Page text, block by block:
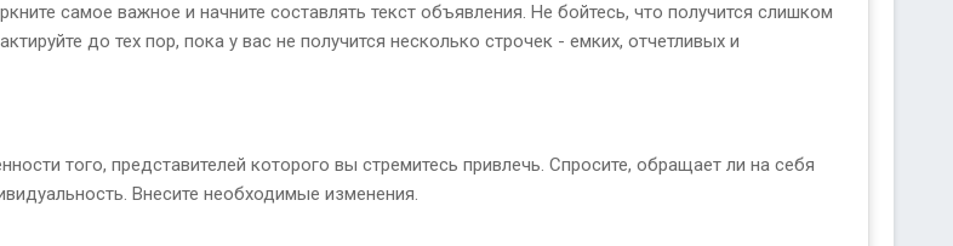
самое важное и начните составлять текст объявления. Не бойтесь, что получится слишком
до тех пор, пока у вас не получится несколько строчек - емких, отчетливых и
того, представителей которого вы стремитесь привлечь. Спросите, обращает ли на себя
Внесите необходимые изменения.